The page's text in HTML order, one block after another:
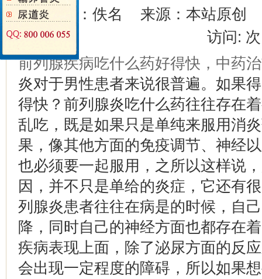
作者：佚名
来源：本站原创
访问: 次
前列腺疾病吃什么药好得快，中药
炎对于男性患者来说很普遍。如果
得快？前列腺炎吃什么药往往存在
乱吃，既是如果只是单纯来服用消
果，像其他方面的免疫调节、神经
也必须要一起服用，之所以这样说
因，并不只是单给的炎症，它还有
列腺炎患者往往在病是的时候，自
降，同时自己的神经方面也都存在
疾病表现上面，除了泌尿方面的反
会出现一定程度的障碍，所以如果